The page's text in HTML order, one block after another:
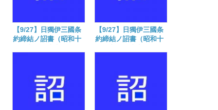
【9/27】日獨伊三國条
約締結ノ詔書（昭和十
【9/27】日獨伊三國条
約締結ノ詔書（昭和十